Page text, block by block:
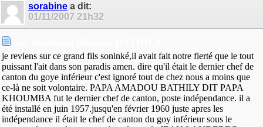
sorabine a dit:
01/11/2007 21h32
je reviens sur ce grand fils soninké,il avait fait notre fierté que le tout
puissant l'ait dans son paradis amen. dire qu'il était le dernier chef de
canton du goye inférieur c'est ignoré tout de chez nous a moins que
ce-là ne soit volontaire. PAPA AMADOU BATHILY DIT PAPA
KHOUMBA fut le dernier chef de canton, poste indépendance. il a
été installé en juin 1957.jusqu'en février 1960 juste apres les
indépendance il était le chef de canton du goy inférieur sous le